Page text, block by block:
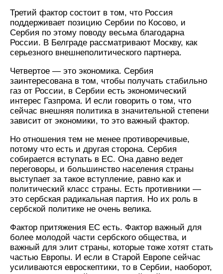
Третий фактор состоит в том, что Россия
поддерживает позицию Сербии по Косово, и
Сербия по этому поводу весьма благодарна
России. В Белграде рассматривают Москву, как
серьезного внешнеполитического партнера.
Четвертое — это экономика. Сербия
заинтересована в том, чтобы получать стабильно
газ от России, в Сербии есть экономический
интерес Газпрома. И если говорить о том, что
сейчас внешняя политика в значительной степени
зависит от экономики, то это важный фактор.
Но отношения тем не менее противоречивые,
потому что есть и другая сторона. Сербия
собирается вступать в ЕС. Она давно ведет
переговоры, и большинство населения страны
выступает за такое вступление, равно как и
политический класс страны. Есть противники —
это сербская радикальная партия. Но их роль в
сербской политике не очень велика.
Фактор притяжения ЕС есть. Фактор важный для
более молодой части сербского общества, и
важный для элит страны, которые тоже хотят стать
частью Европы. И если в Старой Европе сейчас
усиливаются евроскептики, то в Сербии, наоборот,